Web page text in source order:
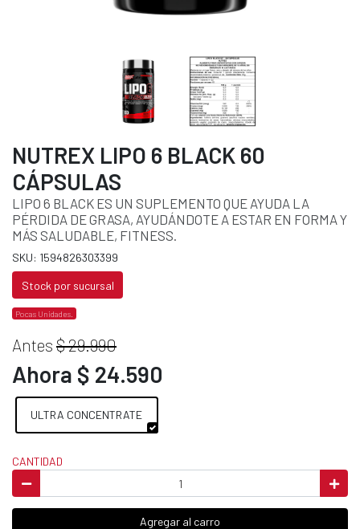
NUTREX LIPO 6 BLACK 60
CÁPSULAS
LIPO 6 BLACK ES UN SUPLEMENTO QUE AYUDA LA
PÉRDIDA DE GRASA, AYUDÁNDOTE A ESTAR EN FORMA Y
MÁS SALUDABLE, FITNESS.
SKU: 1594826303399
Stock por sucursal
Pocas Unidades.
Antes $ 29.990
Ahora $ 24.590
ULTRA CONCENTRATE
CANTIDAD
Agregar al carro